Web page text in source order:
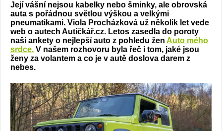
Její vášní nejsou kabelky nebo šminky, ale obrovská
auta s pořádnou světlou výškou a velkými
pneumatikami. Viola Procházková už několik let vede
web o autech Autíčkář.cz. Letos zasedla do poroty
naší ankety o nejlepší auto z pohledu žen Auto mého
srdce. V našem rozhovoru byla řeč i tom, jaké jsou
ženy za volantem a co je v autě doslova darem z
nebes.